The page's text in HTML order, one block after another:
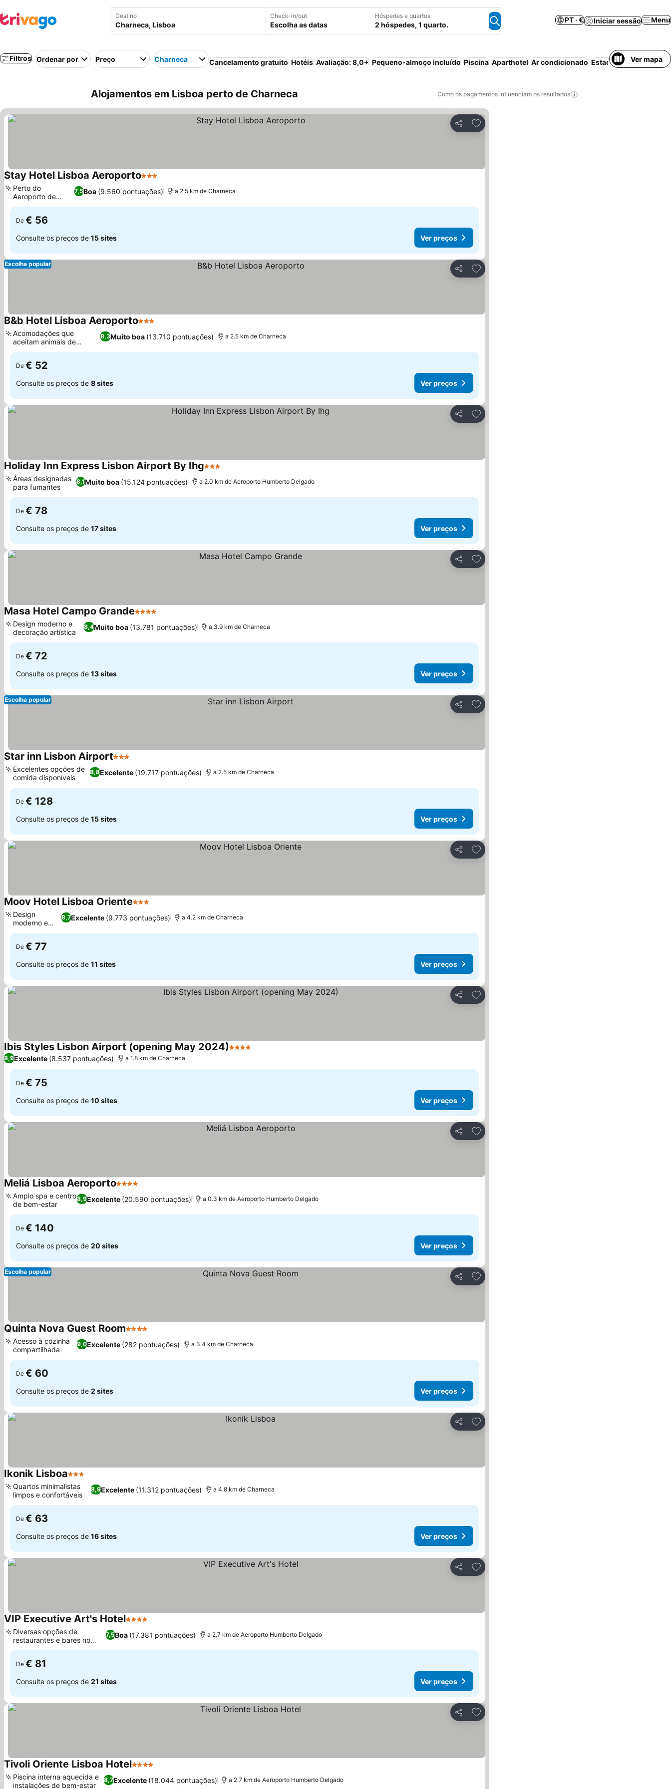
Destino Check-in/out
Escolha as datas
Hóspedes e quartos
2 hóspedes, 1 quarto.
PT · € Iniciar sessão Menu
Filtros Ordenar por Preço Charneca Cancelamento gratuito Hotéis Avaliação: 8,0+ Pequeno-almoço incluído Piscina Aparthotel Ar condicionado Estacionamento Wi-fi
Ver mapa
Alojamentos em Lisboa perto de Charneca Como os pagamentos influenciam os resultados
Partilhar
Adicionar aos favoritos
Stay Hotel Lisboa Aeroporto3 Estrelas
7,5Boa (9.560 pontuações)
Perto do
Aeroporto de
Lisboa
a 2.5 km de Charneca
De € 56
Consulte os preços de 15 sites Ver preços
Partilhar
Adicionar aos favoritos
Escolha popular
B&b Hotel Lisboa Aeroporto3 Estrelas
8,3Muito boa (13.710 pontuações)
Acomodações que
aceitam animais de
estimação
a 2.5 km de Charneca
De € 52
Consulte os preços de 8 sites Ver preços
Partilhar
Adicionar aos favoritos
Holiday Inn Express Lisbon Airport By Ihg3 Estrelas
8,1Muito boa (15.124 pontuações)
Áreas designadas
para fumantes
a 2.0 km de Aeroporto Humberto Delgado
De € 78
Consulte os preços de 17 sites Ver preços
Partilhar
Adicionar aos favoritos
Masa Hotel Campo Grande4 Estrelas
8,4Muito boa (13.781 pontuações)
Design moderno e
decoração artística
a 3.9 km de Charneca
De € 72
Consulte os preços de 13 sites Ver preços
Partilhar
Adicionar aos favoritos
Escolha popular
Star inn Lisbon Airport3 Estrelas
8,8Excelente (19.717 pontuações)
Excelentes opções de
comida disponíveis
a 2.5 km de Charneca
De € 128
Consulte os preços de 15 sites Ver preços
Partilhar
Adicionar aos favoritos
Moov Hotel Lisboa Oriente3 Estrelas
8,7Excelente (9.773 pontuações)
Design
moderno e
limpo
a 4.2 km de Charneca
De € 77
Consulte os preços de 11 sites Ver preços
Partilhar
Adicionar aos favoritos
Ibis Styles Lisbon Airport (opening May 2024)4 Estrelas
8,9Excelente (8.537 pontuações) a 1.8 km de Charneca
De € 75
Consulte os preços de 10 sites Ver preços
Partilhar
Adicionar aos favoritos
Meliá Lisboa Aeroporto4 Estrelas
8,9Excelente (20.590 pontuações)
Amplo spa e centro
de bem-estar
a 0.3 km de Aeroporto Humberto Delgado
De € 140
Consulte os preços de 20 sites Ver preços
Partilhar
Adicionar aos favoritos
Escolha popular
Quinta Nova Guest Room4 Estrelas
9,0Excelente (282 pontuações)
Acesso à cozinha
compartilhada
a 3.4 km de Charneca
De € 60
Consulte os preços de 2 sites Ver preços
Partilhar
Adicionar aos favoritos
Ikonik Lisboa3 Estrelas
8,9Excelente (11.312 pontuações)
Quartos minimalistas
limpos e confortáveis
a 4.8 km de Charneca
De € 63
Consulte os preços de 16 sites Ver preços
Partilhar
Adicionar aos favoritos
VIP Executive Art's Hotel4 Estrelas
7,5Boa (17.381 pontuações)
Diversas opções de
restaurantes e bares no
local
a 2.7 km de Aeroporto Humberto Delgado
De € 81
Consulte os preços de 21 sites Ver preços
Partilhar
Adicionar aos favoritos
Tivoli Oriente Lisboa Hotel4 Estrelas
8,7Excelente (18.044 pontuações)
Piscina interna aquecida e
instalações de bem-estar
a 2.7 km de Aeroporto Humberto Delgado